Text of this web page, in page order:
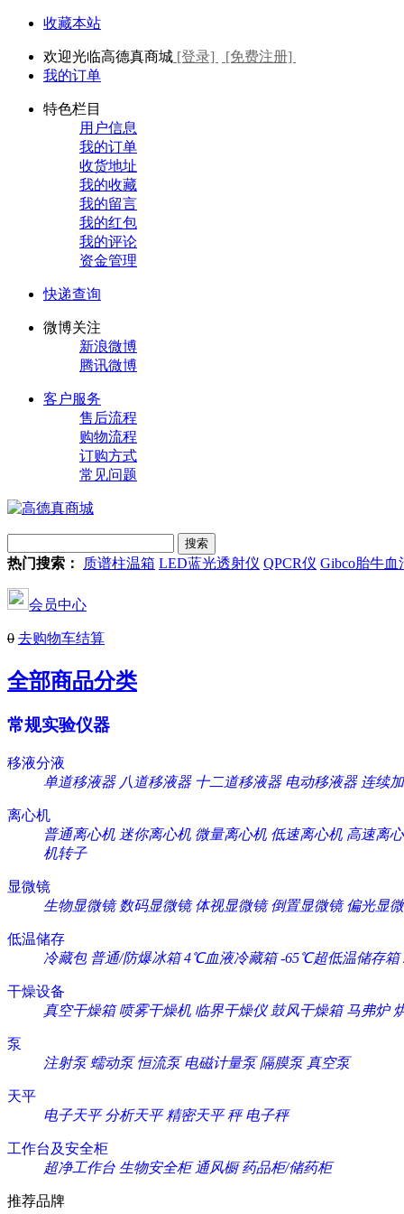
收藏本站
欢迎光临高德真商城 [登录]
[免费注册]
我的订单
特色栏目
用户信息
我的订单
收货地址
我的收藏
我的留言
我的红包
我的评论
资金管理
快递查询
微博关注
新浪微博
腾讯微博
客户服务
售后流程
购物流程
订购方式
常见问题
热门搜索： 质谱柱温箱 LED蓝光透射仪 QPCR仪 Gibco胎牛血
会员中心
0 去购物车结算
全部商品分类
常规实验仪器
移液分液
单道移液器 八道移液器 十二道移液器 电动移液器 连续
离心机
普通离心机 迷你离心机 微量离心机 低速离心机 高速离
机转子
显微镜
生物显微镜 数码显微镜 体视显微镜 倒置显微镜 偏光显
低温储存
冷藏包 普通/防爆冰箱 4℃血液冷藏箱 -65℃超低温储存箱
干燥设备
真空干燥箱 喷雾干燥机 临界干燥仪 鼓风干燥箱 马弗炉
泵
注射泵 蠕动泵 恒流泵 电磁计量泵 隔膜泵 真空泵
天平
电子天平 分析天平 精密天平 秤 电子秤
工作台及安全柜
超净工作台 生物安全柜 通风橱 药品柜/储药柜
推荐品牌